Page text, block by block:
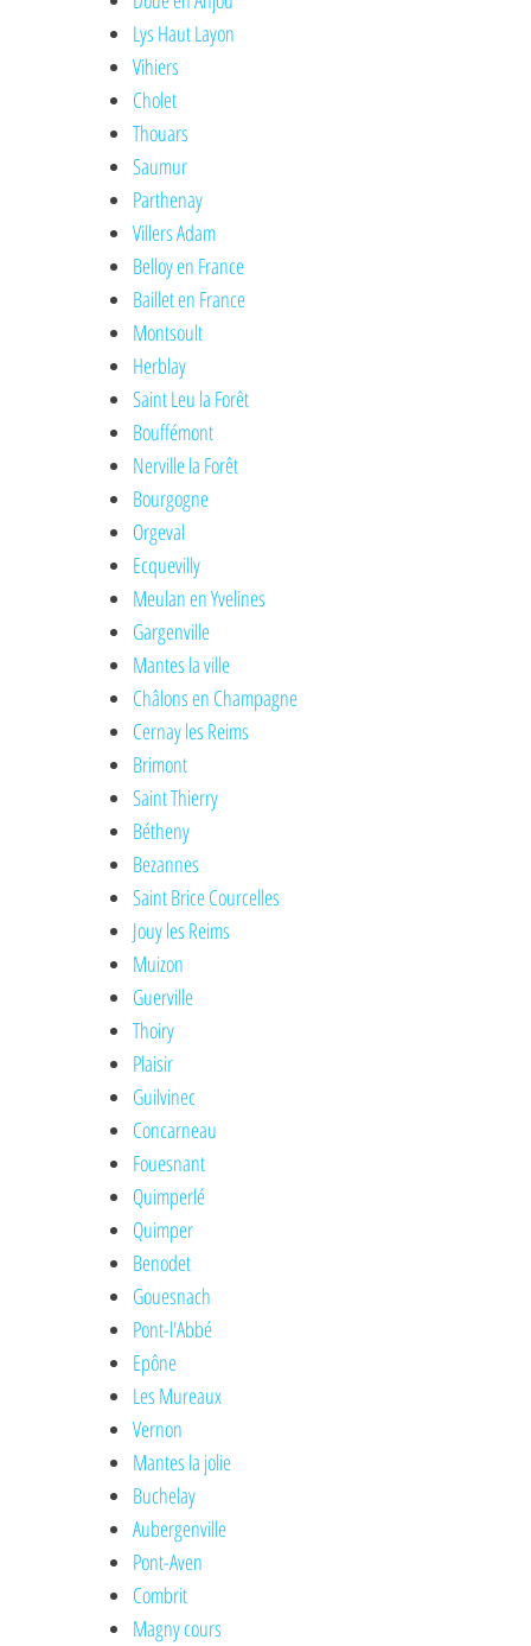
Lys Haut Layon
Vihiers
Cholet
Thouars
Saumur
Parthenay
Villers Adam
Belloy en France
Baillet en France
Montsoult
Herblay
Saint Leu la Forêt
Bouffémont
Nerville la Forêt
Bourgogne
Orgeval
Ecquevilly
Meulan en Yvelines
Gargenville
Mantes la ville
Châlons en Champagne
Cernay les Reims
Brimont
Saint Thierry
Bétheny
Bezannes
Saint Brice Courcelles
Jouy les Reims
Muizon
Guerville
Thoiry
Plaisir
Guilvinec
Concarneau
Fouesnant
Quimperlé
Quimper
Benodet
Gouesnach
Pont-l'Abbé
Epône
Les Mureaux
Vernon
Mantes la jolie
Buchelay
Aubergenville
Pont-Aven
Combrit
Magny cours